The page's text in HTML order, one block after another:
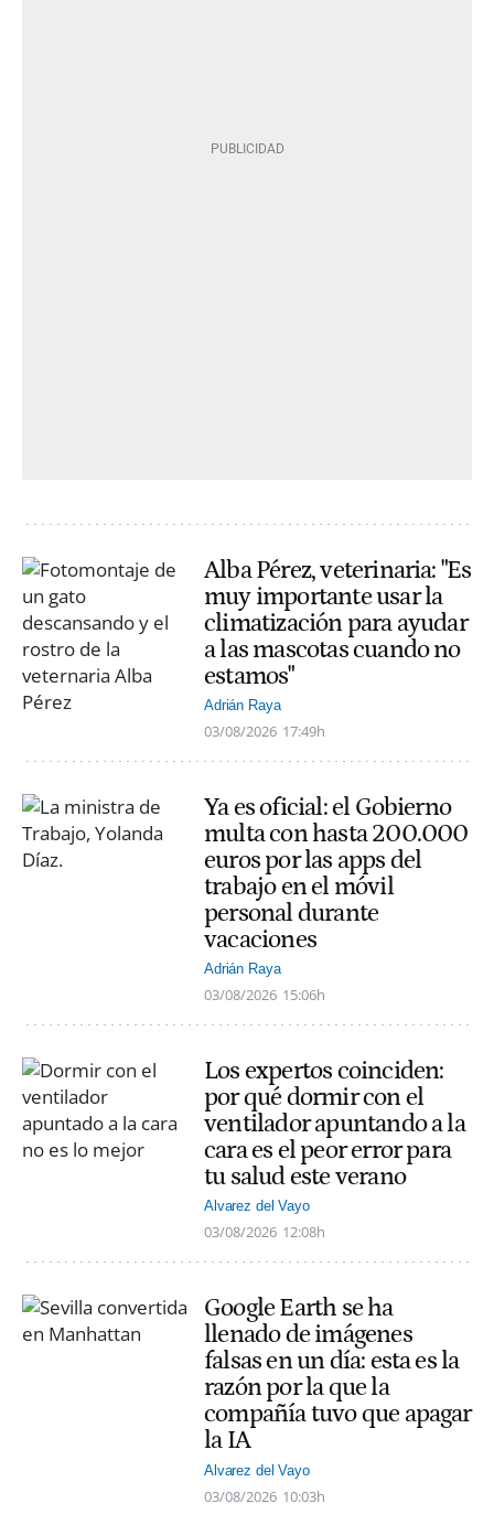
Alba Pérez, veterinaria: "Es
muy importante usar la
climatización para ayudar
a las mascotas cuando no
estamos"
Adrián Raya
03/08/2026 17:49h
Ya es oficial: el Gobierno
multa con hasta 200.000
euros por las apps del
trabajo en el móvil
personal durante
vacaciones
Adrián Raya
03/08/2026 15:06h
Los expertos coinciden:
por qué dormir con el
ventilador apuntando a la
cara es el peor error para
tu salud este verano
Alvarez del Vayo
03/08/2026 12:08h
Google Earth se ha
llenado de imágenes
falsas en un día: esta es la
razón por la que la
compañía tuvo que apagar
la IA
Alvarez del Vayo
03/08/2026 10:03h